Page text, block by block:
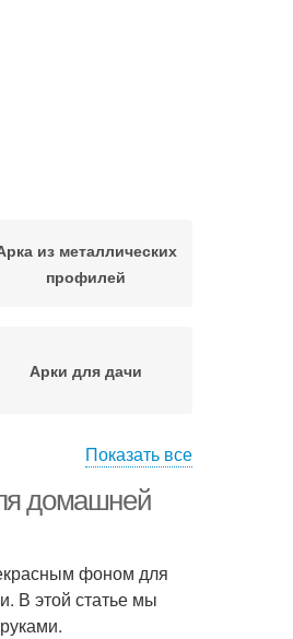
из металлических
профилей
Арки для дачи
Арка в дизайн
Показать все
домашней
фоном для
В этой статье мы